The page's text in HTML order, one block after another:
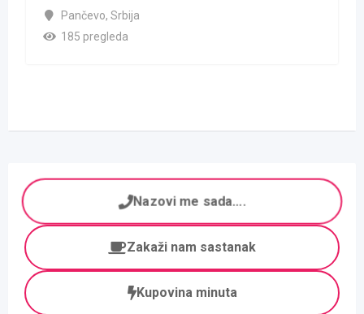
Pančevo, Srbija
185 pregleda
Nazovi me sada....
Zakaži nam sastanak
Kupovina minuta